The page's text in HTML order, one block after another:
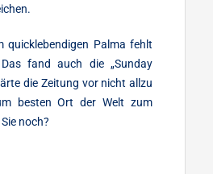
quicklebendigen Palma fehlt
fand auch die „Sunday
die Zeitung vor nicht allzu
besten Ort der Welt zum
noch?